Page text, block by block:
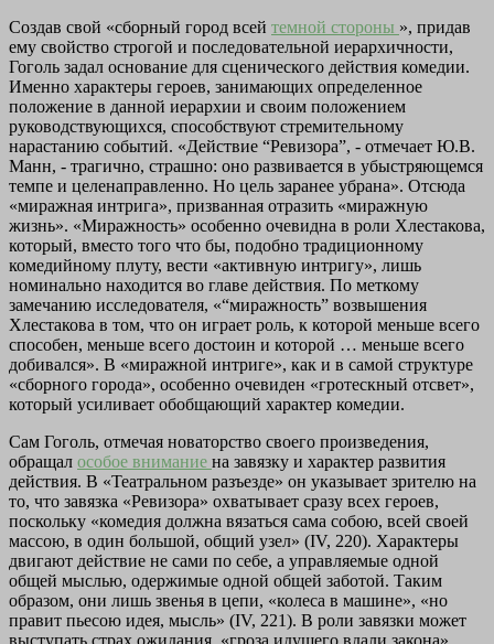
Создав свой «сборный город всей темной стороны », придав
ему свойство строгой и последовательной иерархичности,
Гоголь задал основание для сценического действия комедии.
Именно характеры героев, занимающих определенное
положение в данной иерархии и своим положением
руководствующихся, способствуют стремительному
нарастанию событий. «Действие “Ревизора”, - отмечает Ю.В.
Манн, - трагично, страшно: оно развивается в убыстряющемся
темпе и целенаправленно. Но цель заранее убрана». Отсюда
«миражная интрига», призванная отразить «миражную
жизнь». «Миражность» особенно очевидна в роли Хлестакова,
который, вместо того что бы, подобно традиционному
комедийному плуту, вести «активную интригу», лишь
номинально находится во главе действия. По меткому
замечанию исследователя, «“миражность” возвышения
Хлестакова в том, что он играет роль, к которой меньше всего
способен, меньше всего достоин и которой … меньше всего
добивался». В «миражной интриге», как и в самой структуре
«сборного города», особенно очевиден «гротескный отсвет»,
который усиливает обобщающий характер комедии.
Сам Гоголь, отмечая новаторство своего произведения,
обращал особое внимание на завязку и характер развития
действия. В «Театральном разъезде» он указывает зрителю на
то, что завязка «Ревизора» охватывает сразу всех героев,
поскольку «комедия должна вязаться сама собою, всей своей
массою, в один большой, общий узел» (IV, 220). Характеры
двигают действие не сами по себе, а управляемые одной
общей мыслью, одержимые одной общей заботой. Таким
образом, они лишь звенья в цепи, «колеса в машине», «но
правит пьесою идея, мысль» (IV, 221). В роли завязки может
выступать страх ожидания, «гроза идущего вдали закона»,